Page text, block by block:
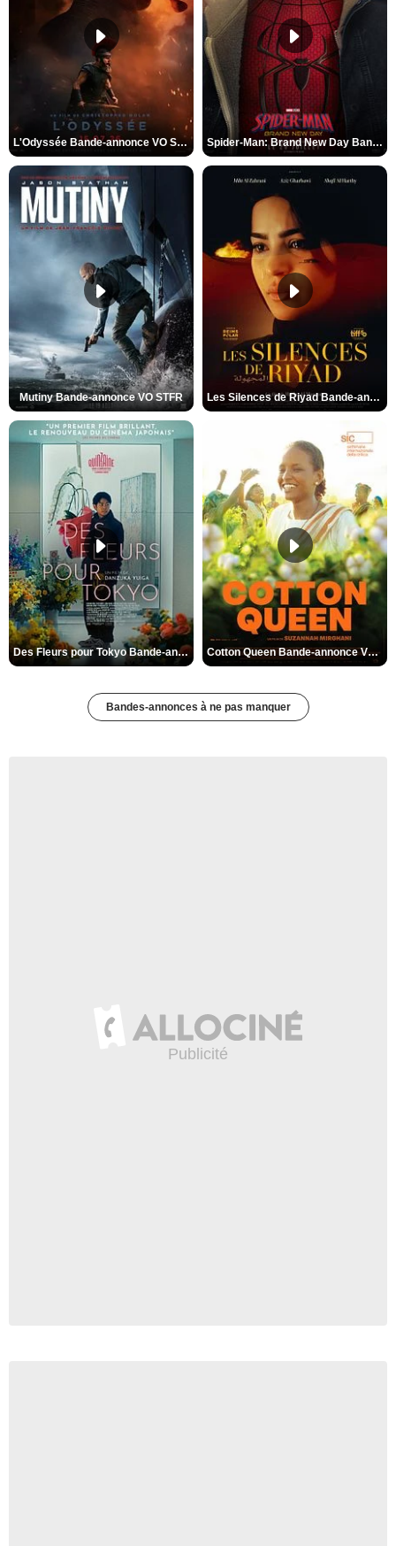
L'Odyssée Bande-annonce VO STFR Spider-Man: Brand New Day Bande-annonce VO STFR
Mutiny Bande-annonce VO STFR Les Silences de Riyad Bande-annonce VO STFR
Des Fleurs pour Tokyo Bande-annonce VO STFR Cotton Queen Bande-annonce VO STFR
Bandes-annonces à ne pas manquer